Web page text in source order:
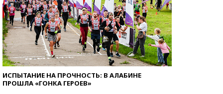
ИСПЫТАНИЕ НА ПРОЧНОСТЬ: В АЛАБИНЕ
ПРОШЛА «ГОНКА ГЕРОЕВ»